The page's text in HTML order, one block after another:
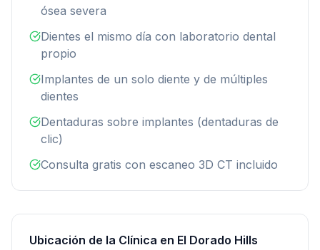
ósea severa
Dientes el mismo día con laboratorio dental
propio
Implantes de un solo diente y de múltiples
dientes
Dentaduras sobre implantes (dentaduras de
clic)
Consulta gratis con escaneo 3D CT incluido
Ubicación de la Clínica en El Dorado Hills